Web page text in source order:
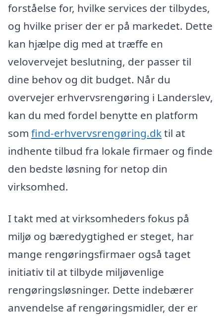
forståelse for, hvilke services der tilbydes,
og hvilke priser der er på markedet. Dette
kan hjælpe dig med at træffe en
velovervejet beslutning, der passer til
dine behov og dit budget. Når du
overvejer erhvervsrengøring i Landerslev,
kan du med fordel benytte en platform
som find-erhvervsrengøring.dktil at
indhente tilbud fra lokale firmaer og finde
den bedste løsning for netop din
virksomhed.
I takt med at virksomheders fokus på
miljø og bæredygtighed er steget, har
mange rengøringsfirmaer også taget
initiativ til at tilbyde miljøvenlige
rengøringsløsninger. Dette indebærer
anvendelse af rengøringsmidler, der er